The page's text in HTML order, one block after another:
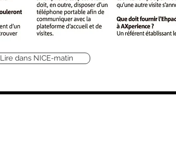
Lire dans NICE-matin